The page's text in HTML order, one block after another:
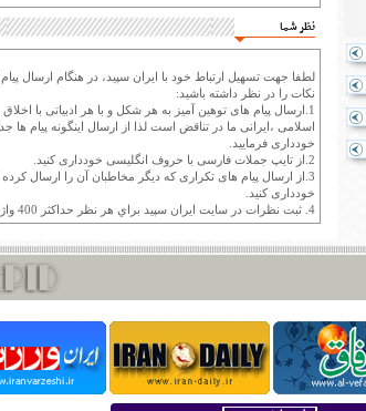
نظر شما
لطفا جهت تسهیل ارتباط خود با ایران سپید، در هنگام ارسال پیام
نکات را در نظر داشته باشید:
1.ارسال پیام های توهین آمیز به هر شکل و با هر ادبیاتی با
اسلامی ،ایرانی ما در تناقض است لذا از ارسال اینگونه پیام ها
خودداری فرمایید.
2.از تایپ جملات فارسی با حروف انگلیسی خودداری کنید.
3.از ارسال پیام های تکراری که دیگر مخاطبان آن را ارسال کرده
خودداری کنید.
4. ثبت نظرات در سايت ايران سپيد براي هر نظر حداکثر 400 واژه است.